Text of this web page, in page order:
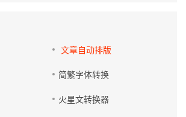
文章自动排版
简繁字体转换
火星文转换器